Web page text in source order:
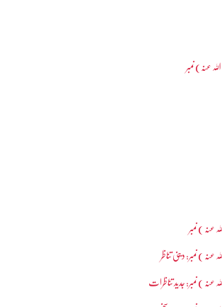
عنہ) نمبر
عنہ ) نمبر
) نمبر: دینی تناظر
) نمبر: جدید تناظرات